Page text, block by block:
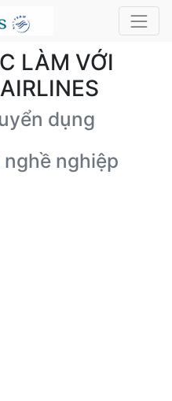
LÀM VỚI
dụng
nghiệp